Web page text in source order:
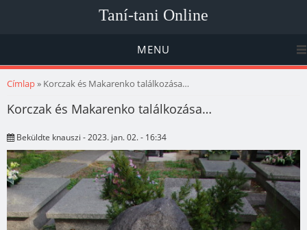
Taní-tani Online
MENU
Jelenlegi hely
Címlap» Korczak és Makarenko találkozása…
Korczak és Makarenko találkozása…
Beküldte knauszi - 2023. jan. 02. - 16:34